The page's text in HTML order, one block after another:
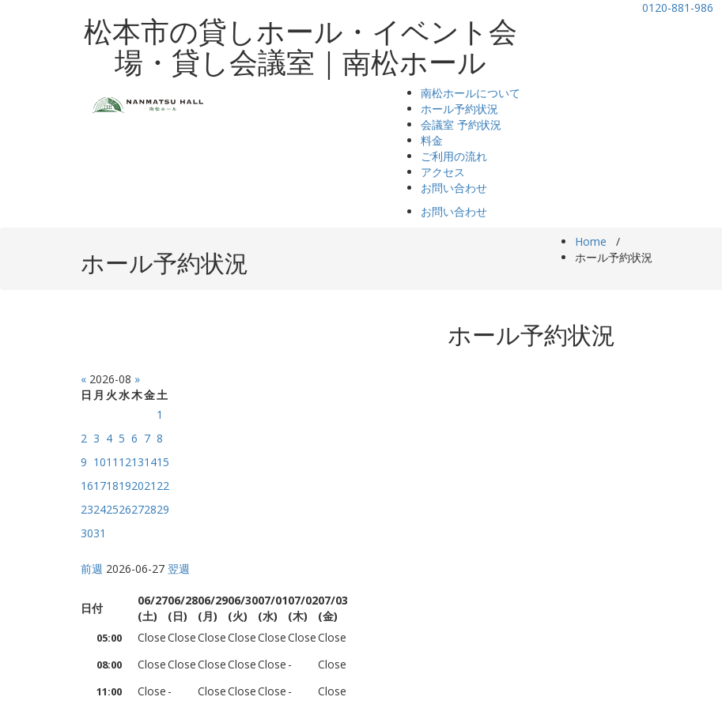
松本市の貸しホール・イベント会
場・貸し会議室｜南松ホール
0120-881-986
南松ホールについて
ホール予約状況
会議室 予約状況
料金
ご利用の流れ
アクセス
お問い合わせ
お問い合わせ
ホール予約状況
Home /
ホール予約状況
ホール予約状況
« 2026-08 »
日 月 火水木金土
1
2 3 4 5 6 7 8
9 1011 12131415
161718192021 22
23242526272829
3031
前週 2026-06-27 翌週
日付
06/27
(土)
06/28
(日)
06/29
(月)
06/30
(火)
07/01
(水)
07/02
(木)
07/03
(金)
05:00 CloseCloseCloseCloseCloseCloseClose
08:00 CloseCloseCloseCloseClose - Close
11:00 Close - CloseCloseClose - Close